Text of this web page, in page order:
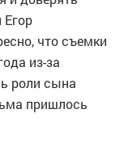
что съемки
из-за
роли сына
пришлось